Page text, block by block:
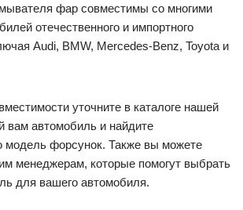
фар совместимы со многими
отечественного и импортного
Audi, BMW, Mercedes-Benz, Toyota и
уточните в каталоге нашей
вам автомобиль и найдите
модель форсунок. Также вы можете
менеджерам, которые помогут выбрать
для вашего автомобиля.